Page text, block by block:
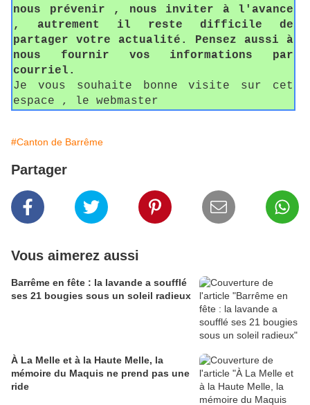
nous prévenir , nous inviter à l'avance
, autrement il reste difficile de
partager votre actualité. Pensez aussi à
nous fournir vos informations par
courriel.
Je vous souhaite bonne visite sur cet
espace , le webmaster
#Canton de Barrême
Partager
Vous aimerez aussi
Barrême en fête : la lavande a soufflé
ses 21 bougies sous un soleil radieux
À La Melle et à la Haute Melle, la
mémoire du Maquis ne prend pas une
ride